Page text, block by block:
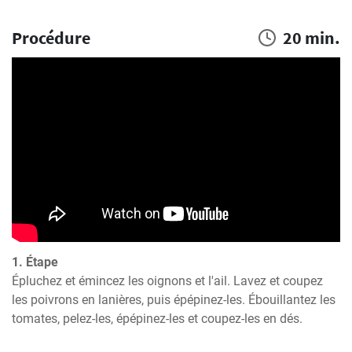
Procédure 20 min.
1. Étape
Épluchez et émincez les oignons et l'ail. Lavez et coupez
les poivrons en lanières, puis épépinez-les. Ébouillantez les
tomates, pelez-les, épépinez-les et coupez-les en dés.